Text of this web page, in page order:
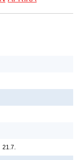
21.7.